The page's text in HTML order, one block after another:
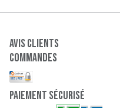
Avis clients
Commandes
paiement sécurisé